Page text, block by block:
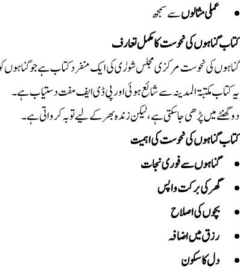
عملی مثالوںسے سمجھ
کتاب گناہوں کی نحوست کا مکمل تعارف
گناہوں کی نحوست مرکزی مجلس شورٰی کی ایک منفرد کتاب ہے جو گناہوں
یہ کتاب مکتبۃ المدینہ سے شائع ہوئی اور پی ڈی ایف مفت دستیاب ہے۔
دوگھنٹے میں پڑھی جا سکتی ہے، لیکن زندہ بھر کے لیے توبہ کرواتی ہے۔
کتاب گناہوں کی نحوست کی اہمیت
گناہوں سے فوری نجات
گھر کی برکت واپس
بچوں کی اصلاح
رزق میں اضافہ
دل کا سکون